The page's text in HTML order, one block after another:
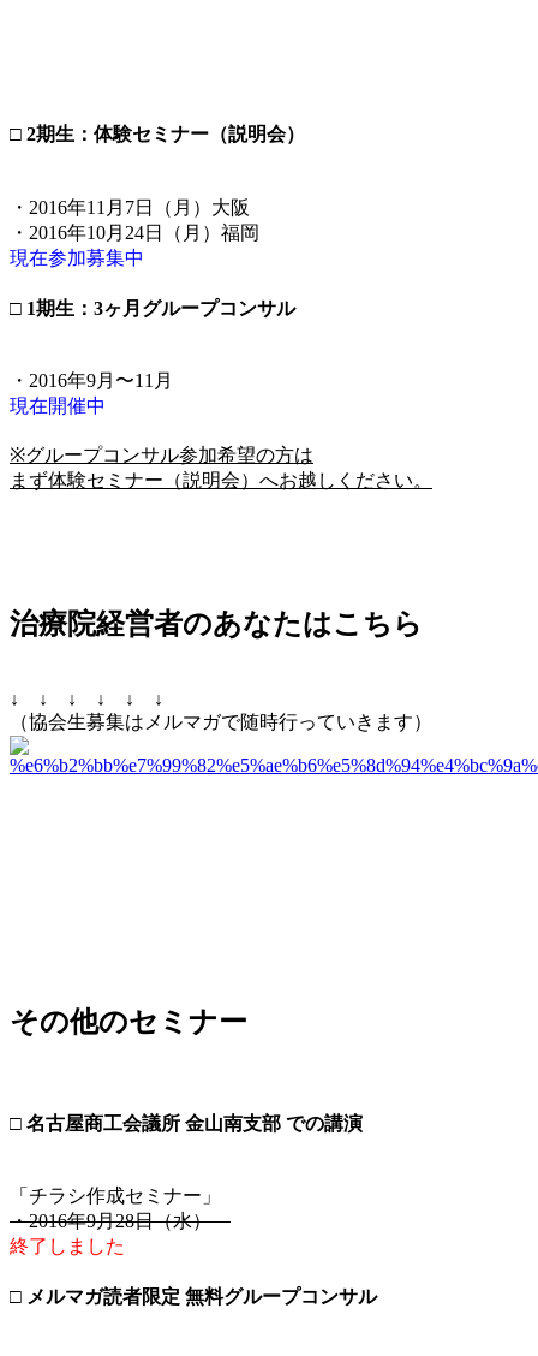
□ 2期生：体験セミナー（説明会）
・2016年11月7日（月）大阪
・2016年10月24日（月）福岡
現在参加募集中
□ 1期生：3ヶ月グループコンサル
・2016年9月〜11月
現在開催中
※グループコンサル参加希望の方は
まず体験セミナー（説明会）へお越しください。
治療院経営者のあなたはこちら
↓ ↓ ↓ ↓ ↓ ↓
（協会生募集はメルマガで随時行っていきます）
その他のセミナー
□ 名古屋商工会議所 金山南支部 での講演
「チラシ作成セミナー」
・2016年9月28日（水）
終了しました
□ メルマガ読者限定 無料グループコンサル